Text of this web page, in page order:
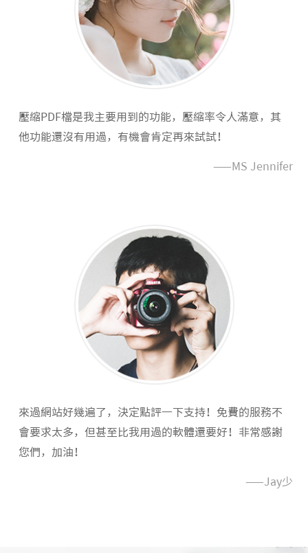
壓縮PDF檔是我主要用到的功能，壓縮率令人滿意，其
他功能還沒有用過，有機會肯定再來試試！
——MS Jennifer
來過網站好幾遍了，決定點評一下支持！免費的服務不
會要求太多，但甚至比我用過的軟體還要好！非常感謝
您們，加油！
——Jay少